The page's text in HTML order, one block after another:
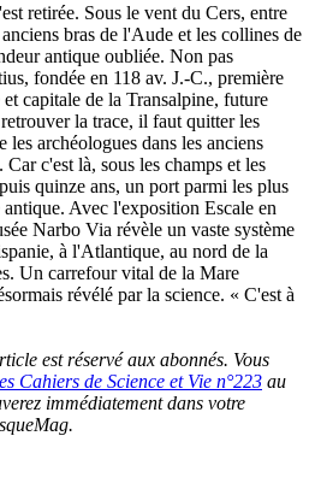
retirée. Sous le vent du Cers, entre
bras de l'Aude et les collines de
antique oubliée. Non pas
fondée en 118 av. J.-C., première
capitale de la Transalpine, future
la trace, il faut quitter les
les archéologues dans les anciens
c'est là, sous les champs et les
quinze ans, un port parmi les plus
Avec l'exposition Escale en
Narbo Via révèle un vaste système
à l'Atlantique, au nord de la
Un carrefour vital de la Mare
révélé par la science. « C'est à
est réservé aux abonnés. Vous
Cahiers de Science et Vie n°223 au
immédiatement dans votre